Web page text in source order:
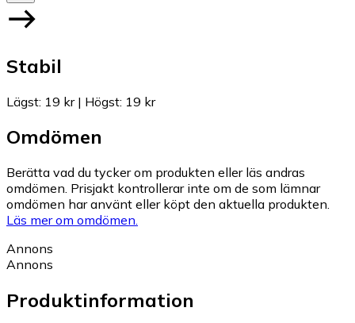
Stabil
Lägst: 19 kr| Högst: 19 kr
Omdömen
Berätta vad du tycker om produkten eller läs andras
omdömen. Prisjakt kontrollerar inte om de som lämnar
omdömen har använt eller köpt den aktuella produkten.
Läs mer om omdömen.
Annons
Annons
Produktinformation